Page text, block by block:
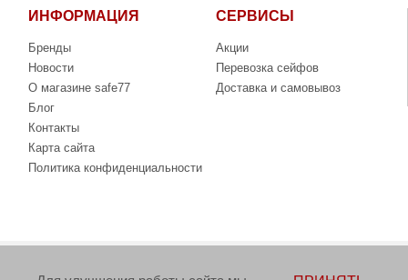
ИНФОРМАЦИЯ
Бренды
Новости
О магазине safe77
Блог
Контакты
Карта сайта
Политика конфиденциальности
СЕРВИСЫ
Акции
Перевозка сейфов
Доставка и самовывоз
Copyright © 2006-2026. Интернет-магазин сейфов